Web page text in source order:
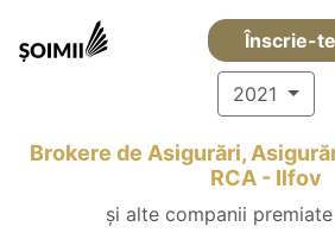
Înscrie-te
2021
Brokere de Asigurări,
RCA - Ilfov
și alte companii